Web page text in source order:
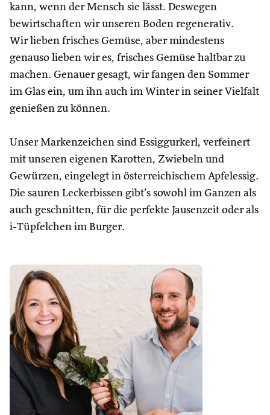
kann, wenn der Mensch sie lässt. Deswegen
bewirtschaften wir unseren Boden regenerativ.
Wir lieben frisches Gemüse, aber mindestens
genauso lieben wir es, frisches Gemüse haltbar zu
machen. Genauer gesagt, wir fangen den Sommer
im Glas ein, um ihn auch im Winter in seiner Vielfalt
genießen zu können.
Unser Markenzeichen sind Essiggurkerl, verfeinert
mit unseren eigenen Karotten, Zwiebeln und
Gewürzen, eingelegt in österreichischem Apfelessig.
Die sauren Leckerbissen gibt’s sowohl im Ganzen als
auch geschnitten, für die perfekte Jausenzeit oder als
i-Tüpfelchen im Burger.